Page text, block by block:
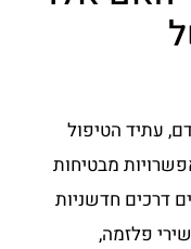
עתיד הטיפול
מבטיחות
דרכים חדשניות
פלזמה,